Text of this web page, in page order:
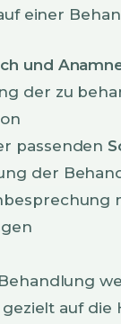
einer
und
der zu
passenden
der
auf die